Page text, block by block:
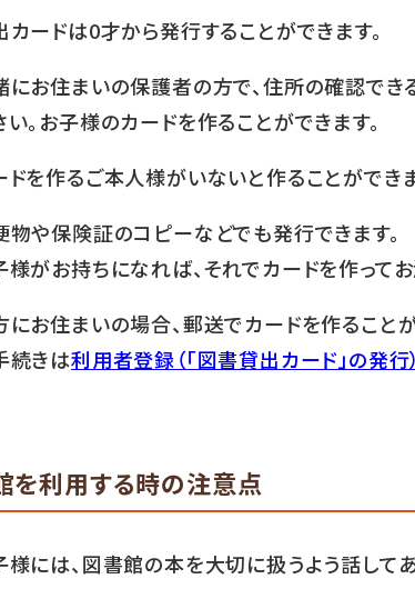
カードは0才から発行することができます。
にお住まいの保護者の方で、住所の確認でき
い。お子様のカードを作ることができます。
ドを作るご本人様がいないと作ることができ
物や保険証のコピーなどでも発行できます。
様がお持ちになれば、それでカードを作ってお
にお住まいの場合、郵送でカードを作ることが
きは利用者登録（「図書貸出カード」の発行
を利用する時の注意点
様には、図書館の本を大切に扱うよう話してあ